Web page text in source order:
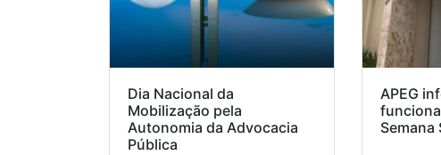
Dia Nacional da
Mobilização pela
Autonomia da Advocacia
Pública
APEG
Semana